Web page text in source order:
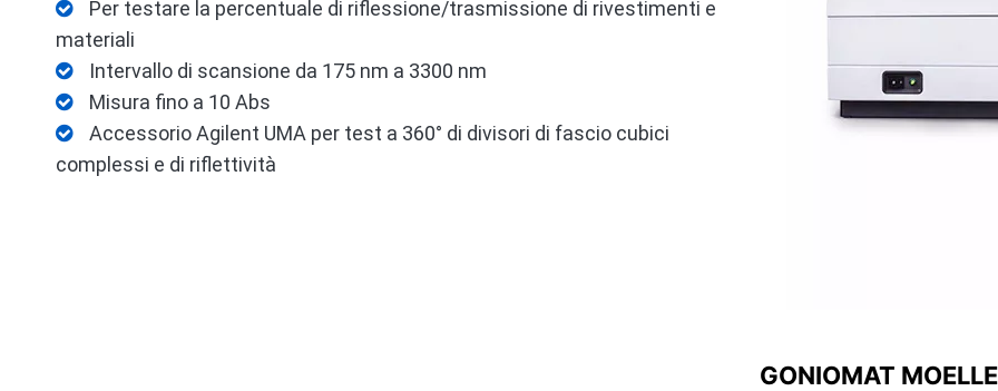
 Per testare la percentuale di riflessione/trasmissione di rivestimenti e
materiali
 Intervallo di scansione da 175 nm a 3300 nm
 Misura fino a 10 Abs
 Accessorio Agilent UMA per test a 360° di divisori di fascio cubici
complessi e di riflettività
GONIOMAT